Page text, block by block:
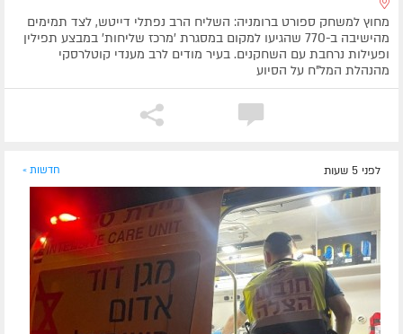
מחוץ למשחק ספורט ברומניה: השליח הרב נפתלי דייטש, לצד תמימים
מהישיבה ב-770 שהגיעו למקום במסגרת 'מרכז שליחות' במבצע תפילין
ופעילות נרחבת עם השחקנים. בעיר מודים לרב מענדי קוטלרסקי
מהנהלת המל"ח על הסיוע
לפני 5 שעות חדשות »